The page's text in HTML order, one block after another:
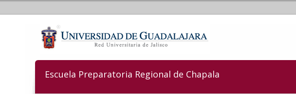
Escuela Preparatoria Regional de Chapala